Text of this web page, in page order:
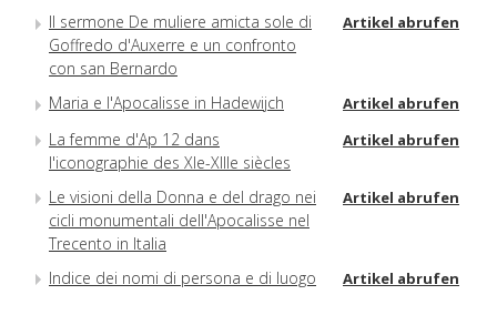
Il sermone De muliere amicta sole di
Goffredo d'Auxerre e un confronto
con san Bernardo
Artikel abrufen
Maria e l'Apocalisse in Hadewijch Artikel abrufen
La femme d'Ap 12 dans
l'iconographie des XIe-XIIIe siècles
Artikel abrufen
Le visioni della Donna e del drago nei
cicli monumentali dell'Apocalisse nel
Trecento in Italia
Artikel abrufen
Indice dei nomi di persona e di luogo Artikel abrufen